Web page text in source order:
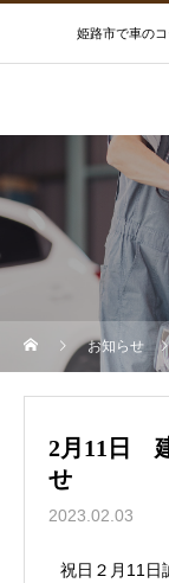
姫路市で車の
お知らせ
2月11日
せ
2023.02.03
祝日２月11日